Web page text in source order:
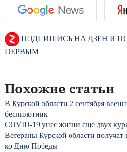
ПОДПИШИСЬ НА ДЗЕН И
ПЕРВЫМ
Похожие статьи
В Курской области 2 сентября
беспилотник
COVID-19 унес жизни еще двух
Ветераны Курской области получат
ко Дню Победы